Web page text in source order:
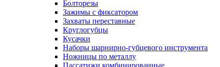
Болторезы
Зажимы с фиксатором
Захваты переставные
Круглогубцы
Кусачки
Наборы шарнирно-губцевого инструмента
Ножницы по металлу
Пассатижи комбинированные